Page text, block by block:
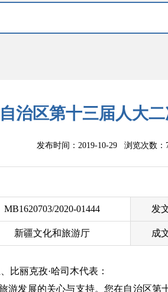
治区第十三届人大
发布时间：2019-10-29 浏览次数：
MB1620703/2020-01444 发
新疆文化和旅游厅 成
比丽克孜·哈司木代表：
游发展的关心与支持。您在自治区